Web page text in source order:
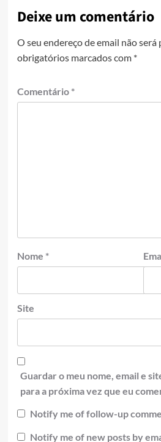
Deixe um comentário
O seu endereço de email não será
obrigatórios marcados com *
Comentário *
Nome *
Site
Guardar o meu nome, email e
para a próxima vez que eu
Notify me of follow-up
Notify me of new posts by